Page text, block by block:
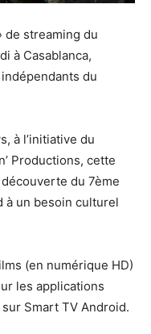
de streaming du
à Casablanca,
du
à l’initiative du
Productions, cette
du 7ème
à un besoin culturel
(en numérique HD)
les applications
Smart TV Android.